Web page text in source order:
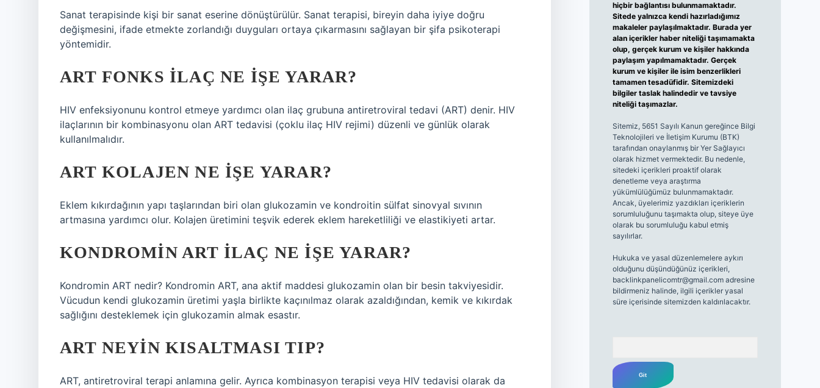
Sanat terapisinde kişi bir sanat eserine dönüştürülür. Sanat terapisi, bireyin daha iyiye doğru
değişmesini, ifade etmekte zorlandığı duyguları ortaya çıkarmasını sağlayan bir şifa psikoterapi
yöntemidir.
ART FONKS ILAÇ NE IŞE YARAR?
HIV enfeksiyonunu kontrol etmeye yardımcı olan ilaç grubuna antiretroviral tedavi (ART) denir. HIV
ilaçlarının bir kombinasyonu olan ART tedavisi (çoklu ilaç HIV rejimi) düzenli ve günlük olarak
kullanılmalıdır.
ART KOLAJEN NE IŞE YARAR?
Eklem kıkırdağının yapı taşlarından biri olan glukozamin ve kondroitin sülfat sinovyal sıvının
artmasına yardımcı olur. Kolajen üretimini teşvik ederek eklem hareketliliği ve elastikiyeti artar.
KONDROMIN ART ILAÇ NE IŞE YARAR?
Kondromin ART nedir? Kondromin ART, ana aktif maddesi glukozamin olan bir besin takviyesidir.
Vücudun kendi glukozamin üretimi yaşla birlikte kaçınılmaz olarak azaldığından, kemik ve kıkırdak
sağlığını desteklemek için glukozamin almak esastır.
ART NEYIN KISALTMASI TIP?
ART, antiretroviral terapi anlamına gelir. Ayrıca kombinasyon terapisi veya HIV tedavisi olarak da
hiçbir bağlantısı bulunmamaktadır.
Sitede yalnızca kendi hazırladığımız
makaleler paylaşılmaktadır. Burada yer
alan içerikler haber niteliği taşımamakta
olup, gerçek kurum ve kişiler hakkında
paylaşım yapılmamaktadır. Gerçek
kurum ve kişiler ile isim benzerlikleri
tamamen tesadüfidir. Sitemizdeki
bilgiler taslak halindedir ve tavsiye
niteliği taşımazlar.
Sitemiz, 5651 Sayılı Kanun gereğince Bilgi
Teknolojileri ve İletişim Kurumu (BTK)
tarafından onaylanmış bir Yer Sağlayıcı
olarak hizmet vermektedir. Bu nedenle,
sitedeki içerikleri proaktif olarak
denetleme veya araştırma
yükümlülüğümüz bulunmamaktadır.
Ancak, üyelerimiz yazdıkları içeriklerin
sorumluluğunu taşımakta olup, siteye üye
olarak bu sorumluluğu kabul etmiş
sayılırlar.
Hukuka ve yasal düzenlemelere aykırı
olduğunu düşündüğünüz içerikleri,
backlinkpanelicomtr@gmail.comadresine
bildirmeniz halinde, ilgili içerikler yasal
süre içerisinde sitemizden kaldırılacaktır.